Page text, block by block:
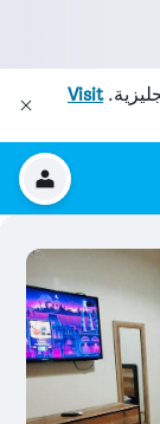
Visit